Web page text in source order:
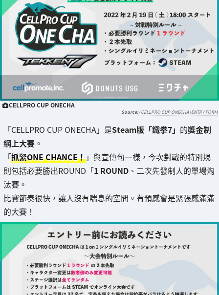
CELLPRO CUP ONECHA
「CELLPRO CUP ONECHA」ENTRY FORM
「CELLPRO CUP ONECHA」是Steam版「鐵拳7」 的獎金制
網上大賽 。
「抓緊ONE CHANCE！」與宣傳句一樣，今次對戰的特別規
則包括必要勝出ROUND「1 ROUND 、二次先發制人的單場淘
汰賽。
比賽節奏很快，讓人沒有喘息的空間。有預感會是緊張感滿滿
的大賽！